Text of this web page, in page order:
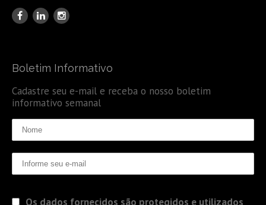
Boletim Informativo
Cadastre seu e-mail e receba o nosso boletim
informativo semanal
Os dados fornecidos são protegidos e utilizados